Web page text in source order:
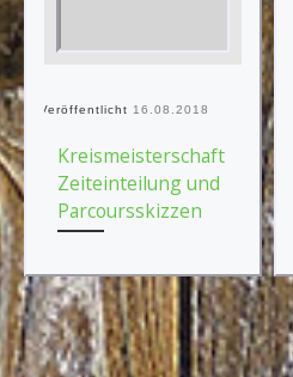
Veröffentlicht 16.08.2018
Kreismeisterschaft
Zeiteinteilung und
Parcoursskizzen